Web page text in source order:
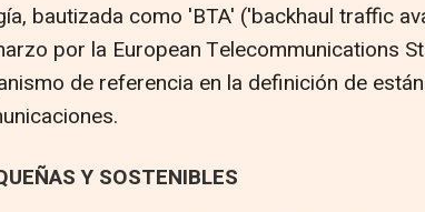
bautizada como 'BTA' ('backhaul traffic
por la European Telecommunications
de referencia en la definición de
Y SOSTENIBLES